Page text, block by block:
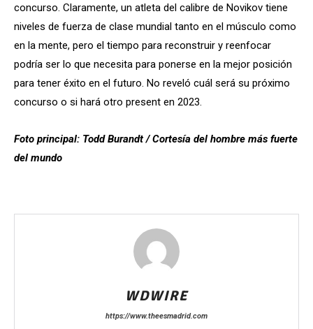
concurso. Claramente, un atleta del calibre de Novikov tiene
niveles de fuerza de clase mundial tanto en el músculo como
en la mente, pero el tiempo para reconstruir y reenfocar
podría ser lo que necesita para ponerse en la mejor posición
para tener éxito en el futuro. No reveló cuál será su próximo
concurso o si hará otro present en 2023.
Foto principal: Todd Burandt / Cortesía del hombre más fuerte
del mundo
WDWIRE
https://www.theesmadrid.com